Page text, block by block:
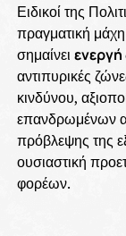
Ειδικοί της
πραγματική
σημαίνει
αντιπυρικές
κινδύνου,
επανδρωμένων
πρόβλεψης της
ουσιαστική
φορέων.